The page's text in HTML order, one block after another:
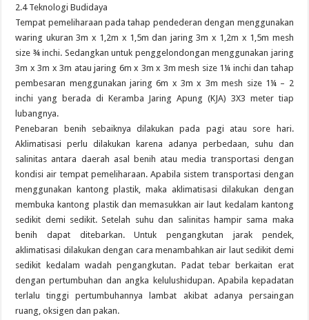
2.4 Teknologi Budidaya
Tempat pemeliharaan pada tahap pendederan dengan menggunakan
waring ukuran 3m x 1,2m x 1,5m dan jaring 3m x 1,2m x 1,5m mesh
size ¾ inchi. Sedangkan untuk penggelondongan menggunakan jaring
3m x 3m x 3m atau jaring 6m x 3m x 3m mesh size 1¼ inchi dan tahap
pembesaran menggunakan jaring 6m x 3m x 3m mesh size 1¼ – 2
inchi yang berada di Keramba Jaring Apung (KJA) 3X3 meter tiap
lubangnya.
Penebaran benih sebaiknya dilakukan pada pagi atau sore hari.
Aklimatisasi perlu dilakukan karena adanya perbedaan, suhu dan
salinitas antara daerah asal benih atau media transportasi dengan
kondisi air tempat pemeliharaan. Apabila sistem transportasi dengan
menggunakan kantong plastik, maka aklimatisasi dilakukan dengan
membuka kantong plastik dan memasukkan air laut kedalam kantong
sedikit demi sedikit. Setelah suhu dan salinitas hampir sama maka
benih dapat ditebarkan. Untuk pengangkutan jarak pendek,
aklimatisasi dilakukan dengan cara menambahkan air laut sedikit demi
sedikit kedalam wadah pengangkutan. Padat tebar berkaitan erat
dengan pertumbuhan dan angka kelulushidupan. Apabila kepadatan
terlalu tinggi pertumbuhannya lambat akibat adanya persaingan
ruang, oksigen dan pakan.